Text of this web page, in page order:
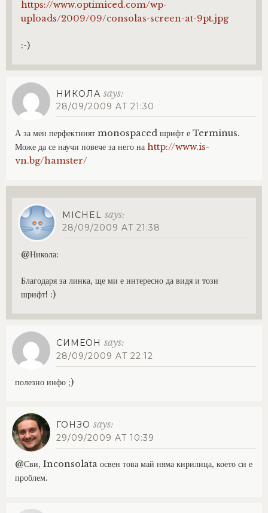
https://www.optimiced.com/wp-
uploads/2009/09/consolas-screen-at-9pt.jpg
:-)
НИКОЛА says:
28/09/2009 AT 21:30
А за мен перфектният monospaced шрифт е Terminus.
Може да се научи повече за него на http://www.is-
vn.bg/hamster/
MICHEL says:
28/09/2009 AT 21:38
@Никола:
Благодаря за линка, ще ми е интересно да видя и този
шрифт! :)
СИМЕОН says:
28/09/2009 AT 22:12
полезно инфо ;)
ГОНЗО says:
29/09/2009 AT 10:39
@Сви, Inconsolata освен това май няма кирилица, което си е
проблем.